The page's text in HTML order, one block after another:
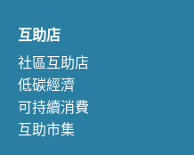
互助店
社區互助店
低碳經濟
可持續消費
互助市集